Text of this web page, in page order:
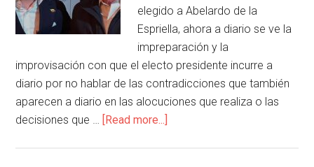
elegido a Abelardo de la
Espriella, ahora a diario se ve la
impreparación y la
improvisación con que el electo presidente incurre a
diario por no hablar de las contradicciones que también
aparecen a diario en las alocuciones que realiza o las
decisiones que … [Read more...]